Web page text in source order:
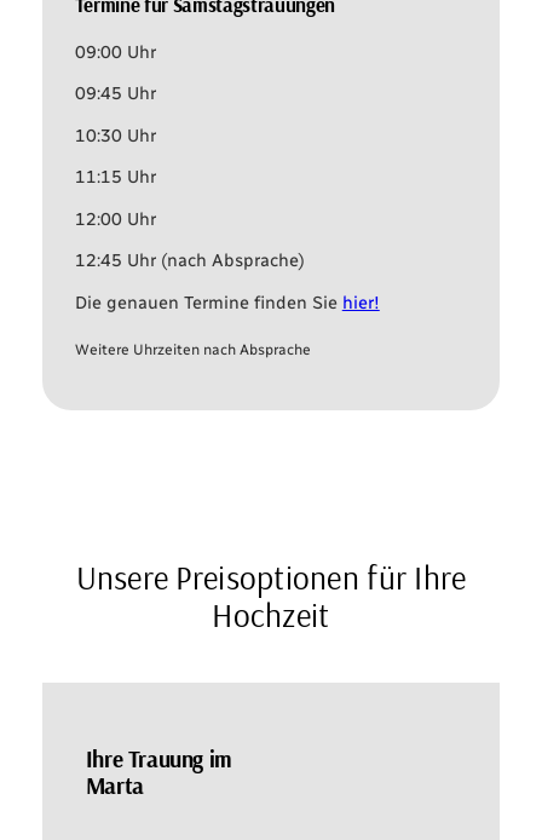
09:00 Uhr
09:45 Uhr
10:30 Uhr
11:15 Uhr
12:00 Uhr
12:45 Uhr (nach Absprache)
Die genauen Termine finden Sie hier!
Weitere Uhrzeiten nach Absprache
Unsere Preisoptionen für Ihre
Hochzeit
Ihre Trauung im
Marta